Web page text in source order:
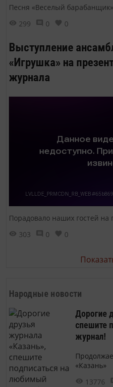
Песня «Веселый барабанщик»
299
0 0
Выступление
«Игрушка» на
журнала
Порадовало наших гостей на
303
0 0
Народные новости
Дорогие
спешите
журнал!
«Казань»
13776